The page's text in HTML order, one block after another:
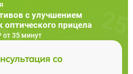
с улучшением
оптического прицела
от 35 минут
со